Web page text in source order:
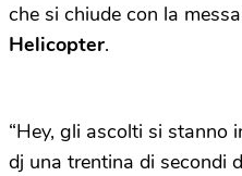
che si chiude con la
Helicopter.
“Hey, gli ascolti si stanno
dj una trentina di secondi